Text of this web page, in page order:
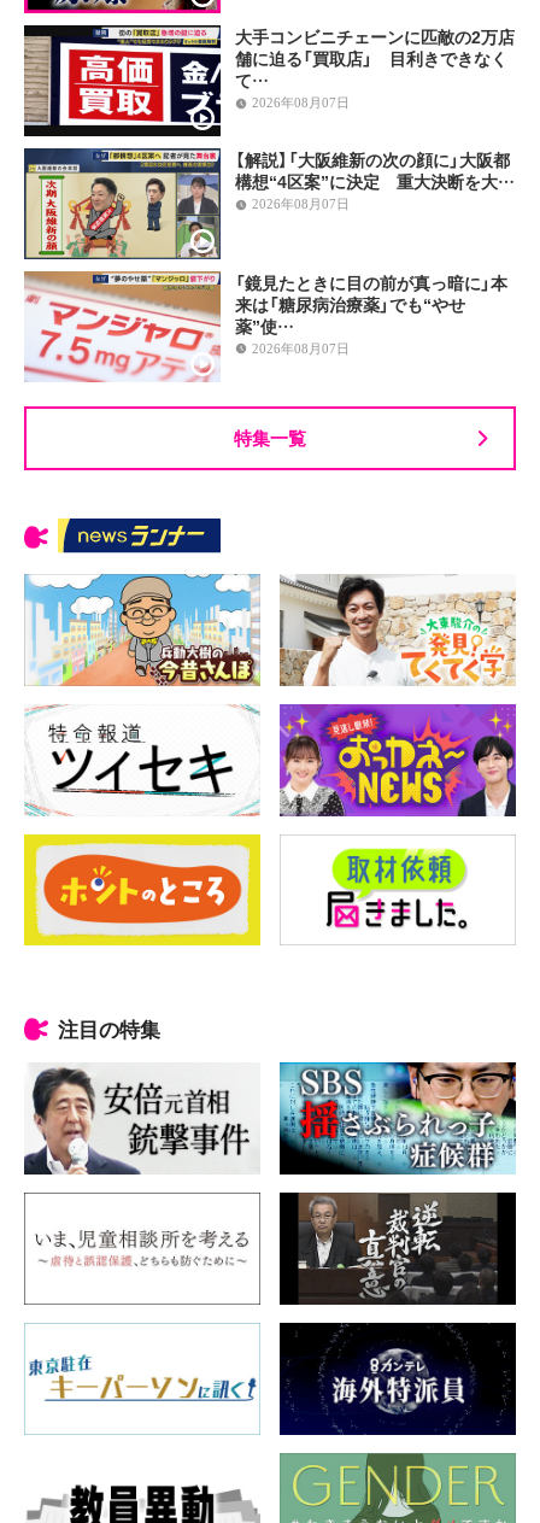
大手コンビニチェーンに匹敵の2万店
舗に迫る「買取店」 目利きできなく
て…
2026年08月07日
【解説】「大阪維新の次の顔に」大阪都
構想“4区案”に決定 重大決断を大…
2026年08月07日
「鏡見たときに目の前が真っ暗に」本
来は「糖尿病治療薬」でも“やせ
薬”使…
2026年08月07日
特集一覧
注目の特集